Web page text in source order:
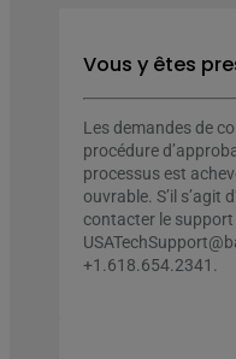
Vous y êtes
Les demandes de
procédure
processus est
ouvrable. S’il s’agit
contacter le support
+1.618.654.2341.